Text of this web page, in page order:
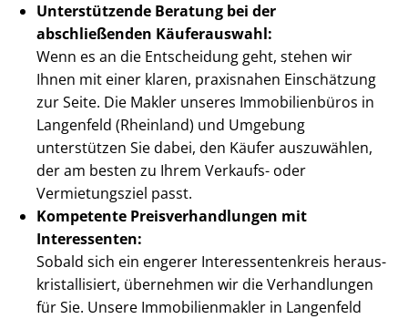
Unterstützende Beratung bei der
abschließenden Käuferauswahl:
Wenn es an die Entscheidung geht, stehen wir
Ihnen mit einer klaren, praxisnahen Einschätzung
zur Seite. Die Makler unseres Immobilienbüros in
Langenfeld (Rheinland) und Umgebung
unterstützen Sie dabei, den Käufer auszuwählen,
der am besten zu Ihrem Verkaufs- oder
Vermietungsziel passt.
Kompetente Preis­ver­hand­lun­gen mit
Interessenten:
Sobald sich ein engerer In­ter­es­sen­ten­kreis her­aus­
kris­tal­li­siert, übernehmen wir die Verhandlungen
für Sie. Unsere Im­mo­bi­li­en­mak­ler in Langenfeld